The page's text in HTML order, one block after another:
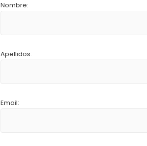
Nombre:
Apellidos:
Email: